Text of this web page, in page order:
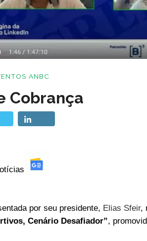
ANBC
Cobrança
por seu presidente, Elias Sfeir,
Cenário Desafiador”,